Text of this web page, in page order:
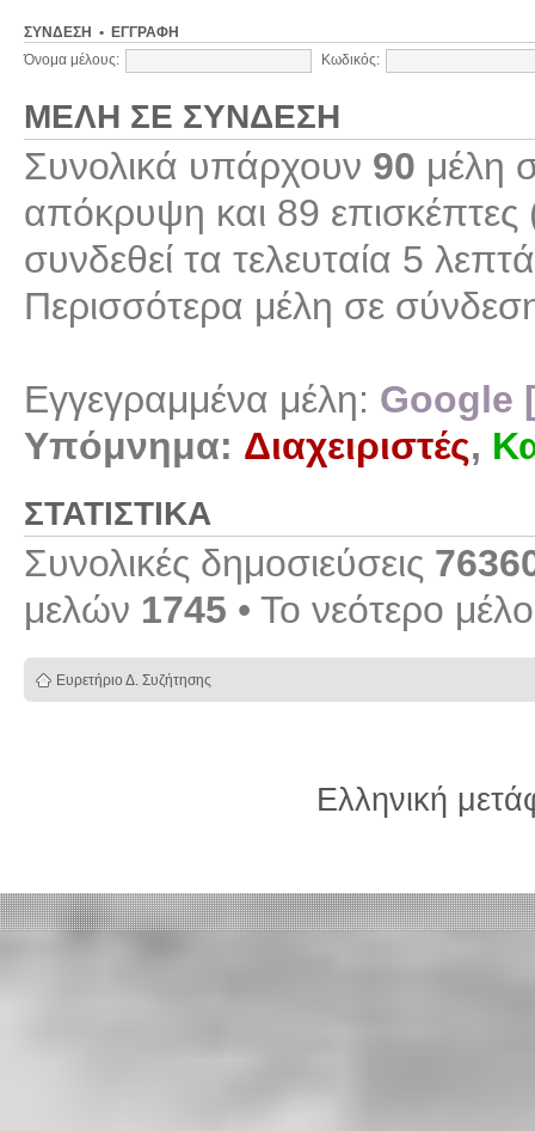
ΣΎΝΔΕΣΗ • ΕΓΓΡΑΦΉ
Όνομα μέλους: Κωδικός:
ΜΈΛΗ ΣΕ ΣΎΝΔΕΣΗ
Συνολικά υπάρχουν 90 μέλη
απόκρυψη και 89
συνδεθεί τα τελευταία 5
Περισσότερα μέλη σε
Εγγεγραμμένα μέλη: Google
Υπόμνημα: Διαχειριστές,
ΣΤΑΤΙΣΤΙΚΆ
Συνολικές δημοσιεύσεις
μελών 1745 • Το νεότερο
Ευρετήριο Δ. Συζήτησης
Ελληνική